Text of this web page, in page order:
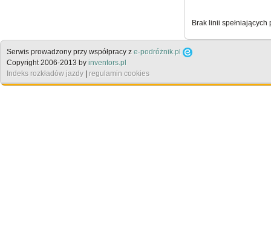
Brak linii spełniających
Serwis prowadzony przy współpracy z e-podróżnik.pl
Copyright 2006-2013 by inventors.pl
Indeks rozkładów jazdy
regulamin cookies